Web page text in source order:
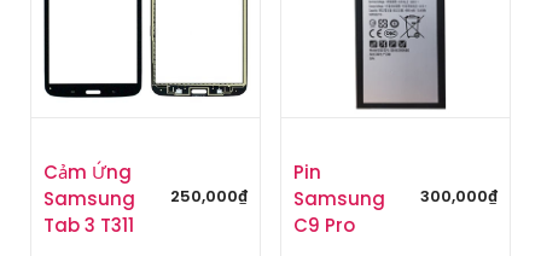
Cảm Ứng
Samsung
Tab 3 T311
250,000₫
Pin
Samsung
C9 Pro
300,000₫